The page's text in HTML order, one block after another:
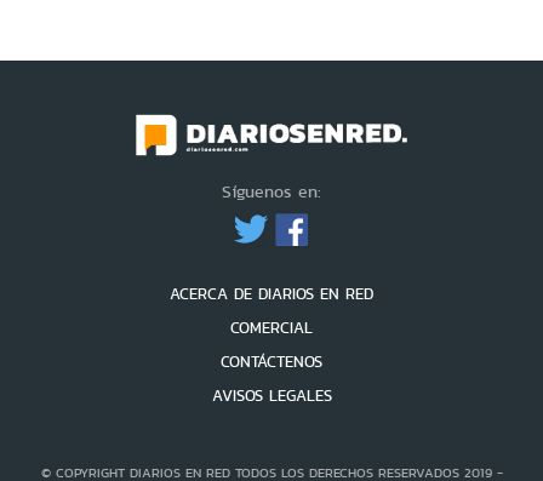
Síguenos en:
ACERCA DE DIARIOS EN RED
COMERCIAL
CONTÁCTENOS
AVISOS LEGALES
© COPYRIGHT DIARIOS EN RED TODOS LOS DERECHOS RESERVADOS 2019 -